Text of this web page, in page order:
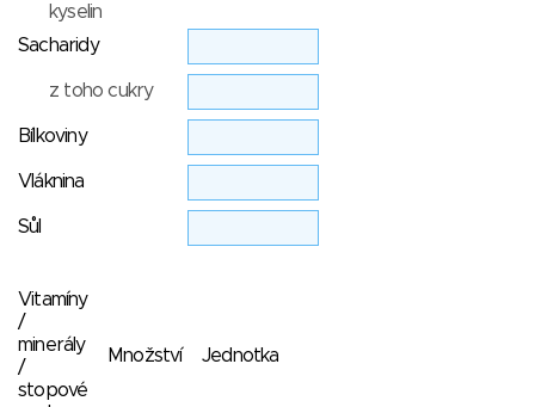
kyselin
Sacharidy
z toho cukry
Bílkoviny
Vláknina
Sůl
Vitamíny
/
minerály
/
stopové
Množství Jednotka